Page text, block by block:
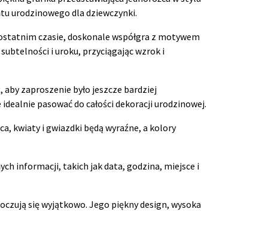
urodzinowego dla dziewczynki.
czasie, doskonale współgra z motywem
i uroku, przyciągając wzrok i
zaproszenie było jeszcze bardziej
pasować do całości dekoracji urodzinowej.
kwiaty i gwiazdki będą wyraźne, a kolory
informacji, takich jak data, godzina, miejsce i
się wyjątkowo. Jego piękny design, wysoka